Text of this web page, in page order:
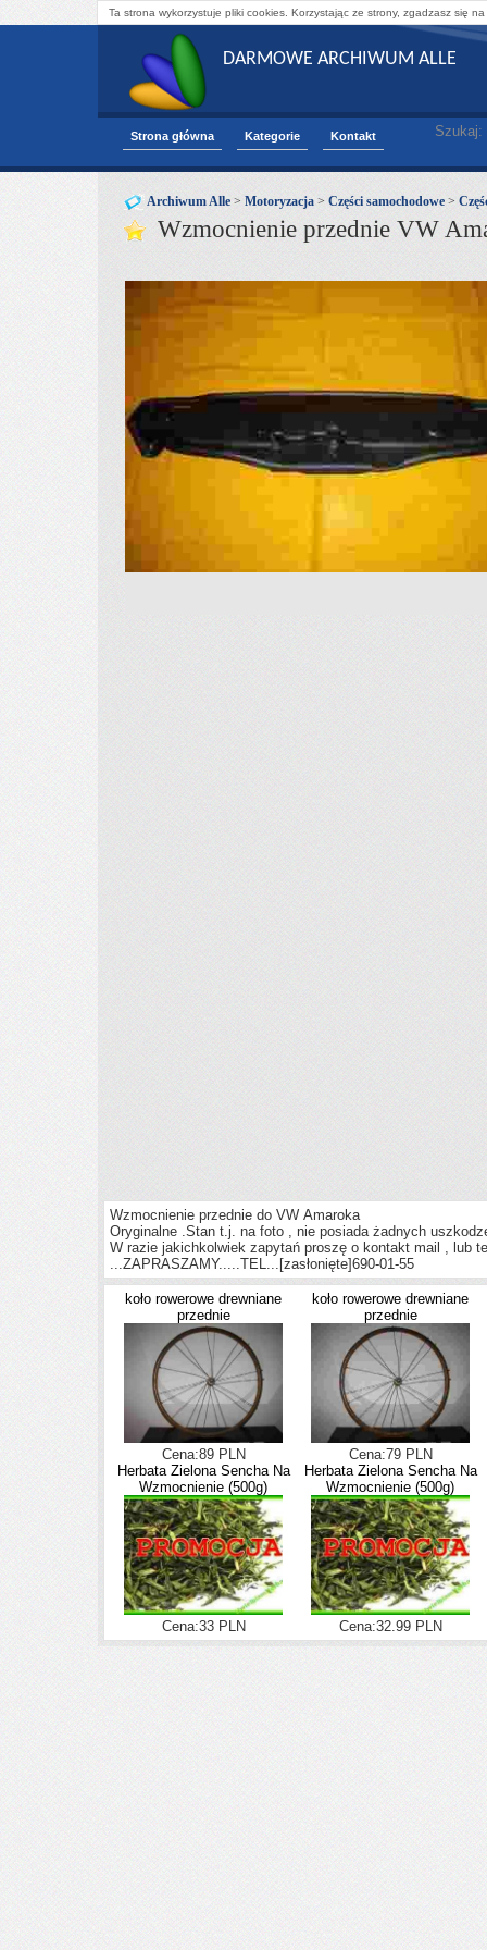
Ta strona wykorzystuje pliki cookies. Korzystając ze strony, zgadzasz się
DARMOWE ARCHIWUM ALLE
Strona główna Kategorie Kontakt Szukaj:
Archiwum Alle > Motoryzacja > Części samochodowe >
Wzmocnienie przednie VW
Wzmocnienie przednie do VW Amaroka
Oryginalne .Stan t.j. na foto , nie posiada żadnych
W razie jakichkolwiek zapytań proszę o kontakt mail , lub
...ZAPRASZAMY.....TEL... [zasłonięte]690-01-55
koło rowerowe drewniane
przednie
Cena:89 PLN
koło rowerowe drewniane
przednie
Cena:79 PLN
Herbata Zielona Sencha Na
Wzmocnienie (500g)
Cena:33 PLN
Herbata Zielona Sencha Na
Wzmocnienie (500g)
Cena:32.99 PLN